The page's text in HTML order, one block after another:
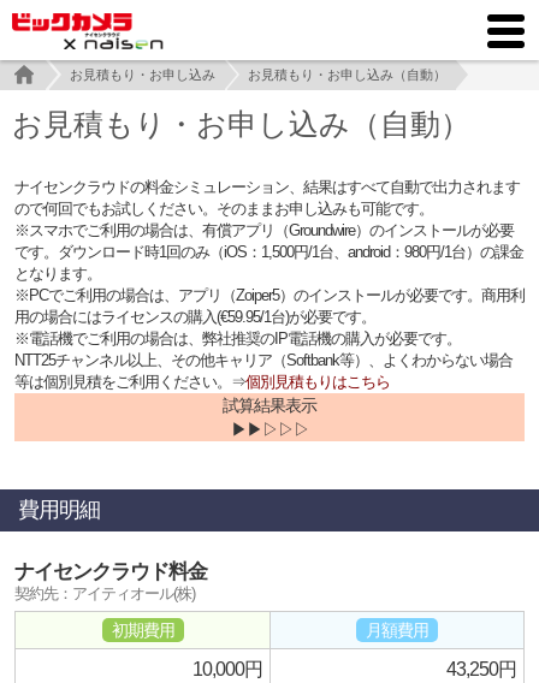
お見積もり・お申し込み お見積もり・お申し込み（自動）
お見積もり・お申し込み（自動）
ナイセンクラウドの料金シミュレーション、結果はすべて自動で出力されます
ので何回でもお試しください。そのままお申し込みも可能です。
※スマホでご利用の場合は、有償アプリ（Groundwire）のインストールが必要
です。ダウンロード時1回のみ（iOS：1,500円/1台、android：980円/1台）の課金
となります。
※PCでご利用の場合は、アプリ（Zoiper5）のインストールが必要です。商用利
用の場合にはライセンスの購入(€59.95/1台)が必要です。
※電話機でご利用の場合は、弊社推奨のIP電話機の購入が必要です。
NTT25チャンネル以上、その他キャリア（Softbank等）、よくわからない場合
等は個別見積をご利用ください。⇒個別見積もりはこちら
試算結果表示
▶▶▷▷▷
費用明細
ナイセンクラウド料金
契約先：アイティオール(株)
初期費用 月額費用
10,000円 43,250円